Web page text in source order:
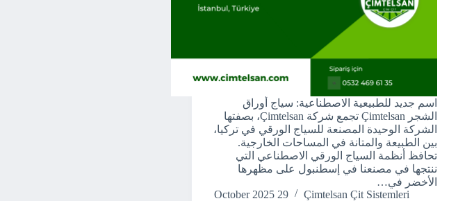
اسم جديد للطبيعية الاصطناعية: سياج أوراق
الشجر Çimtelsan تجمع شركة Çimtelsan، بصفتها
الشركة الوحيدة المصنعة للسياج الورقي في تركيا،
بين الطبيعة والمتانة في المساحات الخارجية.
تحافظ أنظمة السياج الورقي الاصطناعي التي
ننتجها في مصنعنا في إسطنبول على مظهرها
الأخضر في…
Çimtelsan Çit Sistemleri
29 October 2025